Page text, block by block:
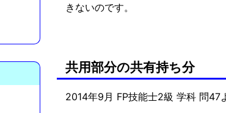
きないのです。
共用部分の共有持ち分
2014年9月 FP技能士2級 学科 問47